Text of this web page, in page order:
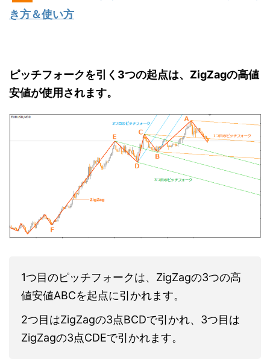
き方＆使い方
ピッチフォークを引く3つの起点は、ZigZagの高値
安値が使用されます。
1つ目のピッチフォークは、ZigZagの3つの高
値安値ABCを起点に引かれます。
2つ目はZigZagの3点BCDで引かれ、3つ目は
ZigZagの3点CDEで引かれます。